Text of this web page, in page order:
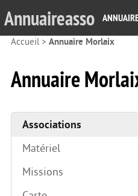
Annuaireasso
Accueil> Annuaire Morlaix
Annuaire
Associations
Matériel
Missions